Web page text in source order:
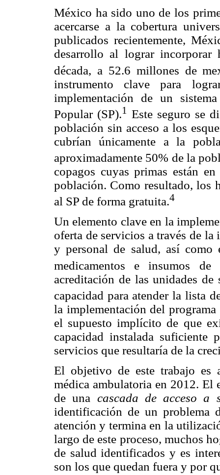
México ha sido uno de los
acercarse a la cobertura
publicados recientemente,
desarrollo al lograr
década, a 52.6 millones de
instrumento clave para
implementación de un
Popular (SP).1 Este seguro se
población sin acceso a los
cubrían únicamente a la
aproximadamente 50% de la
copagos cuyas primas están
población. Como resultado, los
al SP de forma gratuita.4
Un elemento clave en la
oferta de servicios a través de
y personal de salud, así
medicamentos e insumos de
acreditación de las unidades
capacidad para atender la lista
la implementación del
el supuesto implícito de que
capacidad instalada suficiente
servicios que resultaría de la
El objetivo de este trabajo es
médica ambulatoria en 2012. El
de una cascada de acceso a
identificación de un problema
atención y termina en la
largo de este proceso, muchos
de salud identificados y es
son los que quedan fuera y por